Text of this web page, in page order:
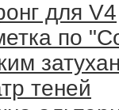
для V4
по
теней